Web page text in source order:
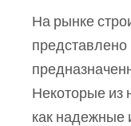
На рынке
Некоторые из
как надежные